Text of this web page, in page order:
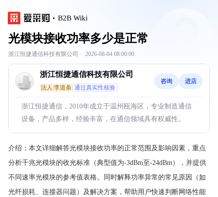
B2B Wiki
光模块接收功率多少是正常
浙江恒捷通信科技有限公司 · 2026-08-04 08:00:00
浙江恒捷通信科技有限公司
法人:李道条 通过真实性核验
咨询 进店
浙江恒捷通信，2010年成立于温州瓯海区，专业制造通信
设备，产品多样，经验丰富，在通信领域具有权威性。
介绍： 本文详细解答光模块接收功率的正常范围及影响因素，重点
分析千兆光模块的收光标准（典型值为-3dBm至-24dBm），并提供
不同速率光模块的参考值表格。同时解释功率异常的常见原因（如
光纤损耗、连接器问题）及解决方案，帮助用户快速判断网络性能